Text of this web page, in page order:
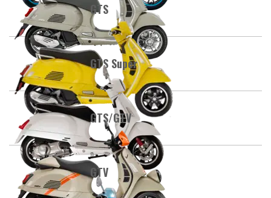
GTS
GTS Super
GTS/GTV
GTV